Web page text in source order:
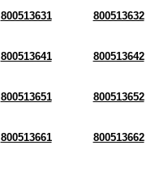
800513631 800513632
800513641 800513642
800513651 800513652
800513661 800513662